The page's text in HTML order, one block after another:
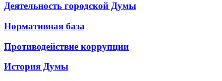
Деятельность городской Думы
Нормативная база
Противодействие коррупции
История Думы